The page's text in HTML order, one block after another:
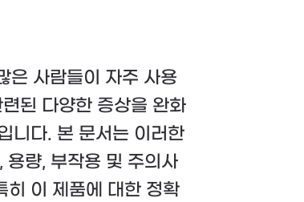
은 사람들이 자주 사용
된 다양한 증상을 완화
니다. 본 문서는 이러한
용량, 부작용 및 주의사
히 이 제품에 대한 정확